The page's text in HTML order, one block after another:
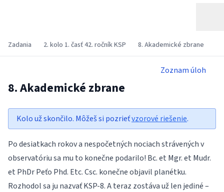
Zadania 2. kolo 1. časť 42. ročník KSP 8. Akademické zbrane
Zoznam úloh
8. Akademické zbrane
Kolo už skončilo. Môžeš si pozrieťvzorové riešenie.
Po desiatkach rokov a nespočetných nociach strávených v
observatóriu sa mu to konečne podarilo! Bc. et Mgr. et Mudr.
et PhDr Peťo Phd. Etc. Csc. konečne objavil planétku.
Rozhodol sa ju nazvať KSP-8. A teraz zostáva už len jediné –